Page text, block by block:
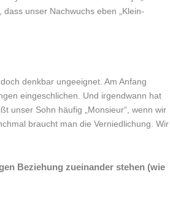
unser Nachwuchs eben „Klein-
denkbar ungeeignet. Am Anfang
eingeschlichen. Und irgendwann hat
unser Sohn häufig „Monsieur“, wenn wir
braucht man die Verniedlichung. Wir
Beziehung zueinander stehen (wie